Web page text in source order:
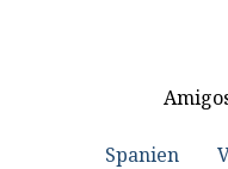
Spanien